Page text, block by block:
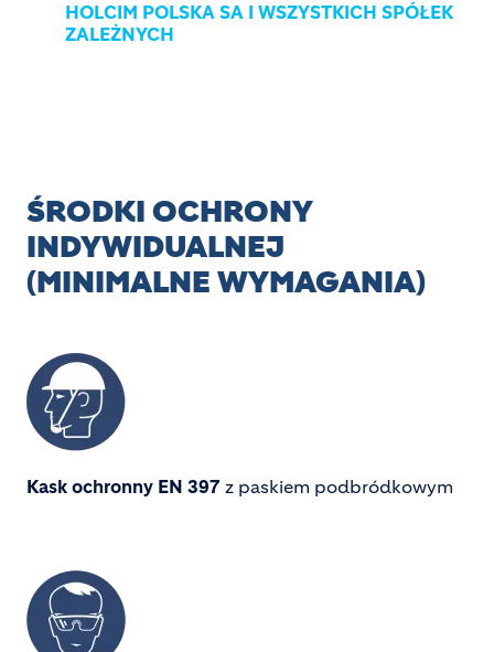
HOLCIM POLSKA SA I WSZYSTKICH SPÓŁEK
ZALEŻNYCH
ŚRODKI OCHRONY
INDYWIDUALNEJ
(MINIMALNE WYMAGANIA)
Image
Kask ochronny EN 397 z paskiem podbródkowym
Image